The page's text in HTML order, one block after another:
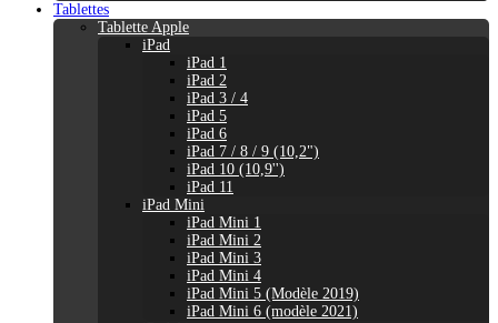
Tablettes
Tablette Apple
iPad
iPad 1
iPad 2
iPad 3 / 4
iPad 5
iPad 6
iPad 7 / 8 / 9 (10,2")
iPad 10 (10,9'')
iPad 11
iPad Mini
iPad Mini 1
iPad Mini 2
iPad Mini 3
iPad Mini 4
iPad Mini 5 (Modèle 2019)
iPad Mini 6 (modèle 2021)